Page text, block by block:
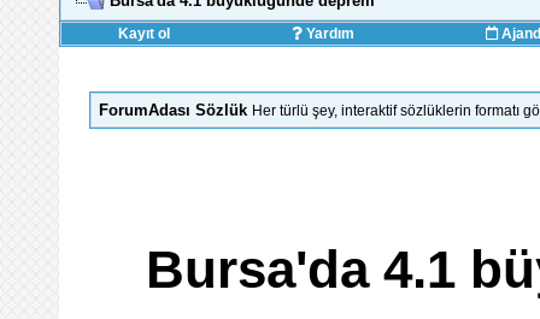
Kayıt ol Yardım
ForumAdası Sözlük Her türlü şey, interaktif sözlüklerin formatı
Bursa'da 4.1